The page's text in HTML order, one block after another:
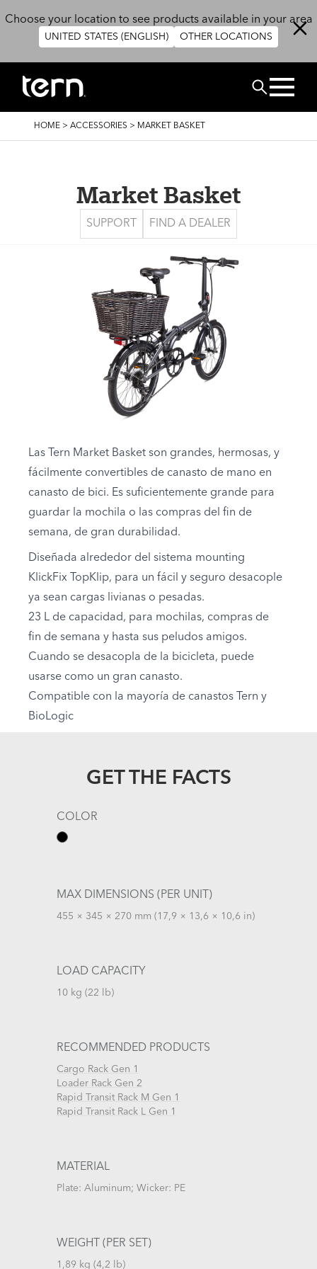
Choose your location to see products available in your area
UNITED STATES (ENGLISH) OTHER LOCATIONS
BUSCAR
BREADCRUMB
HOME > ACCESSORIES > MARKET BASKET
Market Basket
SUPPORT FIND A DEALER
Las Tern Market Basket son grandes, hermosas, y
fácilmente convertibles de canasto de mano en
canasto de bici. Es suficientemente grande para
guardar la mochila o las compras del fin de
semana, de gran durabilidad.
Diseñada alrededor del sistema mounting
KlickFix TopKlip, para un fácil y seguro desacople
ya sean cargas livianas o pesadas.
23 L de capacidad, para mochilas, compras de
fin de semana y hasta sus peludos amigos.
Cuando se desacopla de la bicicleta, puede
usarse como un gran canasto.
Compatible con la mayoría de canastos Tern y
BioLogic
GET THE FACTS
COLOR
MAX DIMENSIONS (PER UNIT)
455 × 345 × 270 mm (17,9 × 13,6 × 10,6 in)
LOAD CAPACITY
10 kg (22 lb)
RECOMMENDED PRODUCTS
Cargo Rack Gen 1
Loader Rack Gen 2
Rapid Transit Rack M Gen 1
Rapid Transit Rack L Gen 1
MATERIAL
Plate: Aluminum; Wicker: PE
WEIGHT (PER SET)
1,89 kg (4,2 lb)